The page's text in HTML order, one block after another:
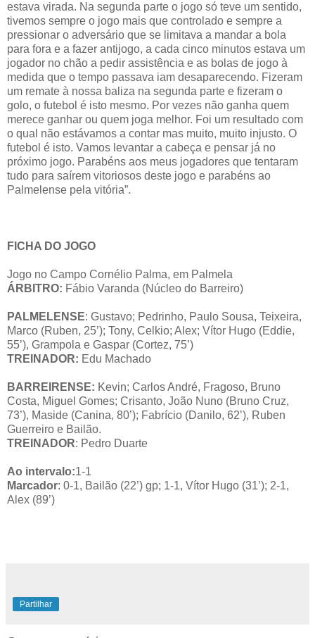
estava virada. Na segunda parte o jogo só teve um sentido,
tivemos sempre o jogo mais que controlado e sempre a
pressionar o adversário que se limitava a mandar a bola
para fora e a fazer antijogo, a cada cinco minutos estava um
jogador no chão a pedir assistência e as bolas de jogo à
medida que o tempo passava iam desaparecendo. Fizeram
um remate à nossa baliza na segunda parte e fizeram o
golo, o futebol é isto mesmo. Por vezes não ganha quem
merece ganhar ou quem joga melhor. Foi um resultado com
o qual não estávamos a contar mas muito, muito injusto. O
futebol é isto. Vamos levantar a cabeça e pensar já no
próximo jogo. Parabéns aos meus jogadores que tentaram
tudo para saírem vitoriosos deste jogo e parabéns ao
Palmelense pela vitória”.
FICHA DO JOGO
Jogo no Campo Cornélio Palma, em Palmela
ÁRBITRO: Fábio Varanda (Núcleo do Barreiro)
PALMELENSE: Gustavo; Pedrinho, Paulo Sousa, Teixeira,
Marco (Ruben, 25’); Tony, Celkio; Alex; Vítor Hugo (Eddie,
55’), Grampola e Gaspar (Cortez, 75’)
TREINADOR: Edu Machado
BARREIRENSE: Kevin; Carlos André, Fragoso, Bruno
Costa, Miguel Gomes; Crisanto, João Nuno (Bruno Cruz,
73’), Maside (Canina, 80’); Fabrício (Danilo, 62’), Ruben
Guerreiro e Bailão.
TREINADOR: Pedro Duarte
Ao intervalo:1-1
Marcador: 0-1, Bailão (22’) gp; 1-1, Vítor Hugo (31’); 2-1,
Alex (89’)
Partilhar